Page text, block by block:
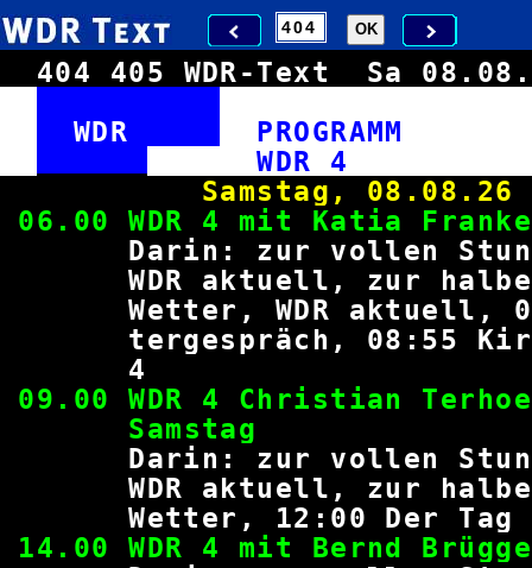
404 405 WDR-Text Sa
WDR
PROGRAMM
Samstag,
06.00 WDR 4 mit
Darin: zur vollen
WDR aktuell, zur
Wetter, WDR aktuell,
tergespräch, 08:55
09.00 WDR 4 Christian
Darin: zur vollen
WDR aktuell, zur
Wetter, 12:00 Der Tag
14.00 WDR 4 mit Bernd